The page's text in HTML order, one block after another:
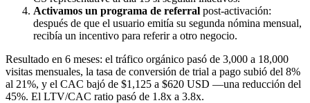
Activamos un programa de referral post-activación:
después de que el usuario emitía su segunda nómina mensual,
recibía un incentivo para referir a otro negocio.
Resultado en 6 meses: el tráfico orgánico pasó de 3,000 a 18,000
visitas mensuales, la tasa de conversión de trial a pago subió del 8%
al 21%, y el CAC bajó de $1,125 a $620 USD —una reducción del
45%. El LTV/CAC ratio pasó de 1.8x a 3.8x.